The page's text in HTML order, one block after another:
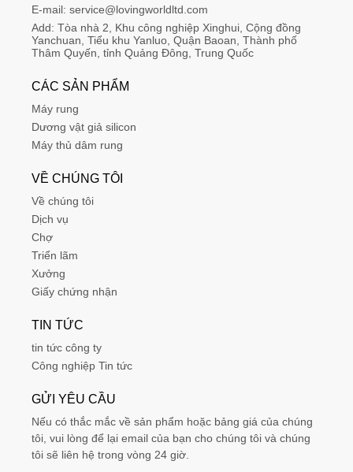
E-mail: service@lovingworldltd.com
Add: Tòa nhà 2, Khu công nghiệp Xinghui, Cộng đồng
Yanchuan, Tiểu khu Yanluo, Quận Baoan, Thành phố
Thâm Quyến, tỉnh Quảng Đông, Trung Quốc
CÁC SẢN PHẨM
Máy rung
Dương vật giả silicon
Máy thủ dâm rung
VỀ CHÚNG TÔI
Về chúng tôi
Dịch vụ
Chợ
Triển lãm
Xưởng
Giấy chứng nhận
TIN TỨC
tin tức công ty
Công nghiệp Tin tức
GỬI YÊU CẦU
Nếu có thắc mắc về sản phẩm hoặc bảng giá của chúng
tôi, vui lòng để lại email của bạn cho chúng tôi và chúng
tôi sẽ liên hệ trong vòng 24 giờ.